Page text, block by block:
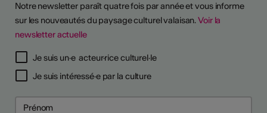
Notre newsletter paraît quatre fois par année et vous informe
sur les nouveautés du paysage culturel valaisan.Voir la
newsletter actuelle
Je suis un·e acteur·rice culturel·le
Je suis intéressé·e par la culture